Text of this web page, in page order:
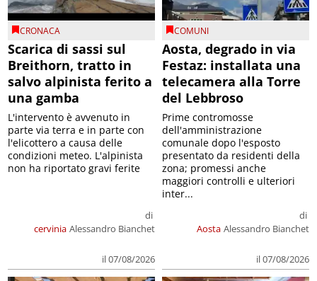
CRONACA
Scarica di sassi sul
Breithorn, tratto in
salvo alpinista ferito a
una gamba
cervinia
di
Alessandro Bianchet
il 07/08/2026
L'intervento è avvenuto in
parte via terra e in parte con
l'elicottero a causa delle
condizioni meteo. L'alpinista
non ha riportato gravi ferite
COMUNI
Aosta, degrado in via
Festaz: installata una
telecamera alla Torre
del Lebbroso
Aosta
di
Alessandro Bianchet
il 07/08/2026
Prime contromosse
dell'amministrazione
comunale dopo l'esposto
presentato da residenti della
zona; promessi anche
maggiori controlli e ulteriori
inter...